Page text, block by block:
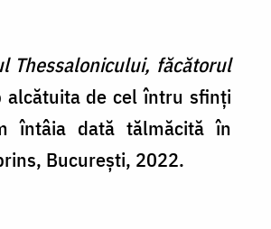
Thessalonicului, făcătorul
alcătuita de cel întru sfinți
întâia dată tălmăcită în
București, 2022.